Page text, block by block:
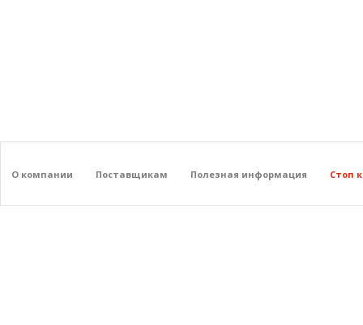
О компании Поставщикам Полезная информация Стоп